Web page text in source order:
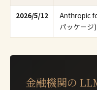
2026/5/12
Anthropic
パッケージ
金融機関の